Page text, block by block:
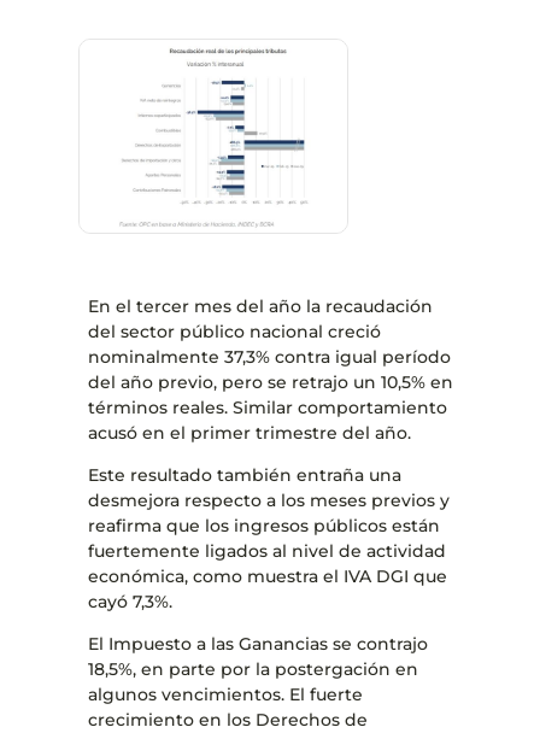
En el tercer mes del año la recaudación
del sector público nacional creció
nominalmente 37,3% contra igual período
del año previo, pero se retrajo un 10,5% en
términos reales. Similar comportamiento
acusó en el primer trimestre del año.
Este resultado también entraña una
desmejora respecto a los meses previos y
reafirma que los ingresos públicos están
fuertemente ligados al nivel de actividad
económica, como muestra el IVA DGI que
cayó 7,3%.
El Impuesto a las Ganancias se contrajo
18,5%, en parte por la postergación en
algunos vencimientos. El fuerte
crecimiento en los Derechos de